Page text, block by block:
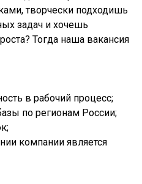
творчески подходишь
задач и хочешь
Тогда наша вакансия
в рабочий процесс;
по регионам России;
компании является